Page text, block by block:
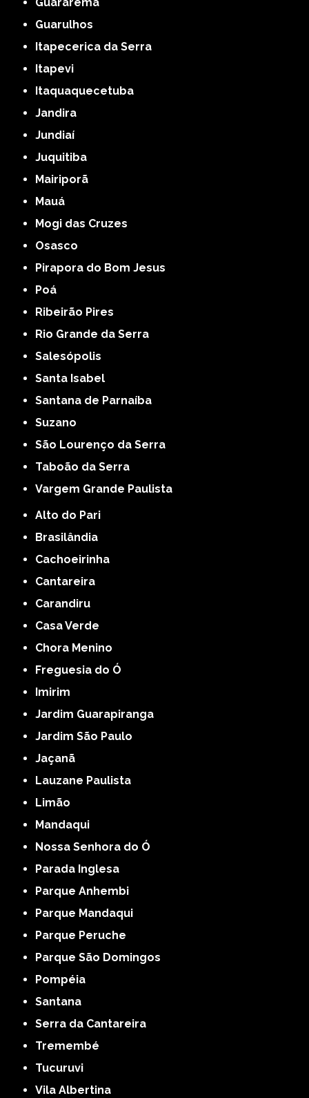
Guarulhos
Itapecerica da Serra
Itapevi
Itaquaquecetuba
Jandira
Jundiaí
Juquitiba
Mairiporã
Mauá
Mogi das Cruzes
Osasco
Pirapora do Bom Jesus
Poá
Ribeirão Pires
Rio Grande da Serra
Salesópolis
Santa Isabel
Santana de Parnaíba
Suzano
São Lourenço da Serra
Taboão da Serra
Vargem Grande Paulista
Alto do Pari
Brasilândia
Cachoeirinha
Cantareira
Carandiru
Casa Verde
Chora Menino
Freguesia do Ó
Imirim
Jardim Guarapiranga
Jardim São Paulo
Jaçanã
Lauzane Paulista
Limão
Mandaqui
Nossa Senhora do Ó
Parada Inglesa
Parque Anhembi
Parque Mandaqui
Parque Peruche
Parque São Domingos
Pompéia
Santana
Serra da Cantareira
Tremembé
Tucuruvi
Vila Albertina